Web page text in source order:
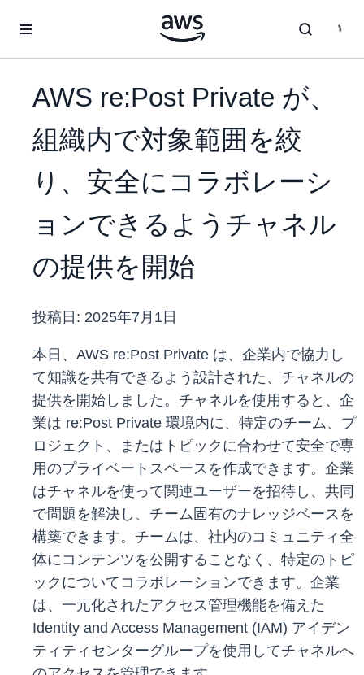
AWS re:Post Private が、
組織内で対象範囲を絞
り、安全にコラボレーシ
ョンできるようチャネル
の提供を開始
投稿日: 2025年7月1日
本日、AWS re:Post Private は、企業内で協力し
て知識を共有できるよう設計された、チャネルの
提供を開始しました。チャネルを使用すると、企
業は re:Post Private 環境内に、特定のチーム、プ
ロジェクト、またはトピックに合わせて安全で専
用のプライベートスペースを作成できます。企業
はチャネルを使って関連ユーザーを招待し、共同
で問題を解決し、チーム固有のナレッジベースを
構築できます。チームは、社内のコミュニティ全
体にコンテンツを公開することなく、特定のトピ
ックについてコラボレーションできます。企業
は、一元化されたアクセス管理機能を備えた
Identity and Access Management (IAM) アイデン
ティティセンターグループを使用してチャネルへ